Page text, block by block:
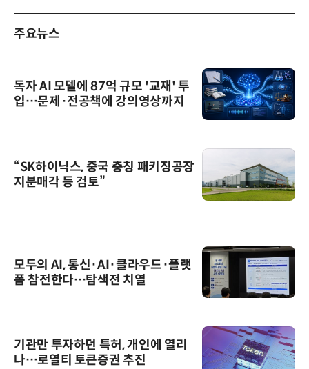
주요뉴스
독자 AI 모델에 87억 규모 '교재' 투
입…문제·전공책에 강의영상까지
“SK하이닉스, 중국 충칭 패키징공장
지분매각 등 검토”
모두의 AI, 통신·AI·클라우드·플랫
폼 참전한다…탐색전 치열
기관만 투자하던 특허, 개인에 열리
나…로열티 토큰증권 추진